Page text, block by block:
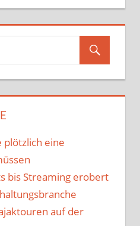
plötzlich eine
bis Streaming erobert
auf der